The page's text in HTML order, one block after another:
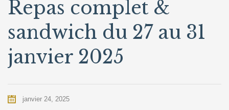
Repas complet &
sandwich du 27 au 31
janvier 2025
janvier 24, 2025